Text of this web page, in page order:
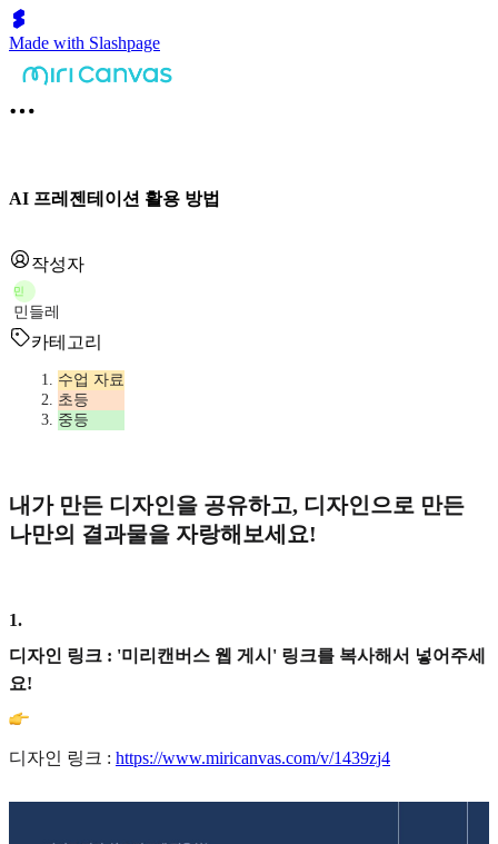
Made with Slashpage
AI 프레젠테이션 활용 방법
작성자
민
민들레
카테고리
수업 자료
초등
중등
내가 만든 디자인을 공유하고, 디자인으로 만든
나만의 결과물을 자랑해보세요!
1.
디자인 링크 : '미리캔버스 웹 게시' 링크를 복사해서 넣어주세
요!
디자인 링크 : https://www.miricanvas.com/v/1439zj4